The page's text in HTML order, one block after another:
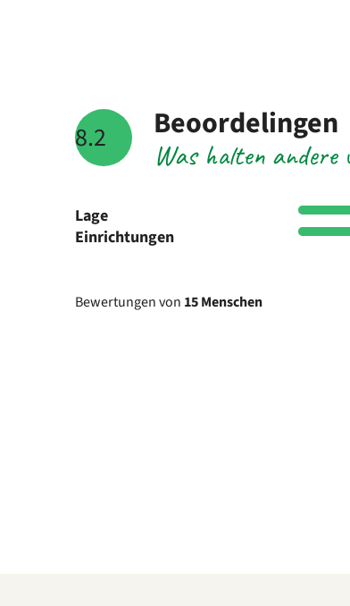
8.2 Was halten andere
Beoordelingen
Lage
Einrichtungen
Bewertungen von 15 Menschen